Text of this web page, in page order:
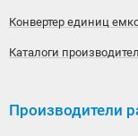
Конвертер единиц
Каталоги
Производители